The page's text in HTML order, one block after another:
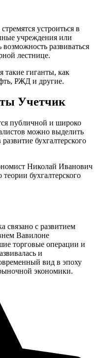
устроиться в
учреждения или
развиваться
лестнице.
гиганты, как
РЖД и другие.
Учетчик
публичной и широко
можно выделить
бухгалтерского
Николай Иванович
бухгалтерского
связано с развитием
Вавилоне
торговые операции и
и
вид в эпоху
экономики.